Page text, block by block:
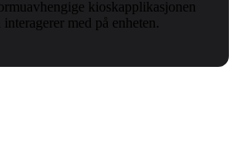
kioskapplikasjonen
med på enheten.